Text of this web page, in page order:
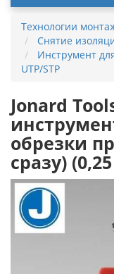
Технологии
Снятие
Инструмент
UTP/STP
Jonard
обрезки
сразу)